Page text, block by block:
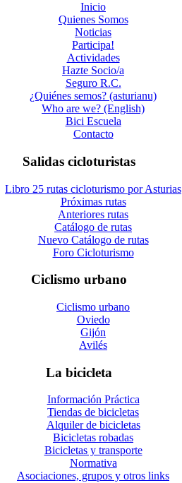
Inicio
Quienes Somos
Noticias
Participa!
Actividades
Hazte Socio/a
Seguro R.C.
¿Quiénes semos? (asturianu)
Who are we? (English)
Bici Escuela
Contacto
Salidas cicloturistas
Libro 25 rutas cicloturismo por Asturias
Próximas rutas
Anteriores rutas
Catálogo de rutas
Nuevo Catálogo de rutas
Foro Cicloturismo
Ciclismo urbano
Ciclismo urbano
Oviedo
Gijón
Avilés
La bicicleta
Información Práctica
Tiendas de bicicletas
Alquiler de bicicletas
Bicicletas robadas
Bicicletas y transporte
Normativa
Asociaciones, grupos y otros links